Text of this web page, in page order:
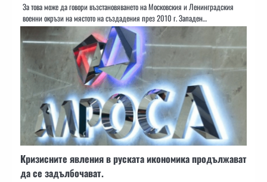
За това може да говори възстановяването на Московския и Ленинградския
военни окръзи на мястото на създадения през 2010 г. Западен…
Кризисните явления в руската икономика продължават
да се задълбочават.